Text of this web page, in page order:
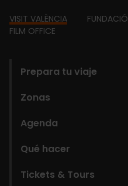
Footer
VISIT VALÈNCIA FUNDACIÓ
FILM OFFICE
Prepara tu viaje
Zonas
Agenda
Qué hacer
Tickets & Tours